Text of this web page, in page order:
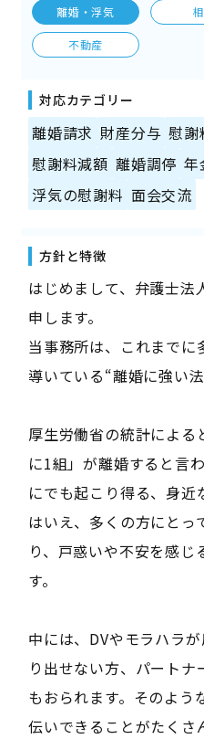
離婚・浮気
不動産
対応カテゴリー
離婚請求 財産分与 慰謝
慰謝料減額 離婚調停 年
浮気の慰謝料 面会交流
方針と特徴
はじめまして、弁護士法
申します。
当事務所は、これまでに
導いている“離婚に強い法
厚生労働省の統計による
に1組」が離婚すると言
にでも起こり得る、身近
はいえ、多くの方にとっ
り、戸惑いや不安を感じ
す。
中には、DVやモラハラ
り出せない方、パート
もおられます。そのよう
伝いできることがたくさ